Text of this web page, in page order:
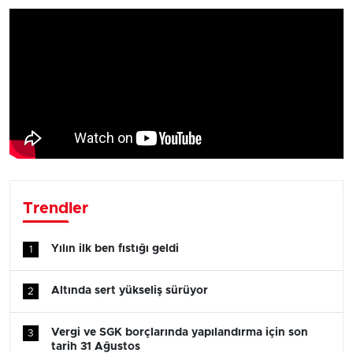
Trendler
1 Yılın ilk ben fıstığı geldi
2 Altında sert yükseliş sürüyor
3
Vergi ve SGK borçlarında yapılandırma için son
tarih 31 Ağustos